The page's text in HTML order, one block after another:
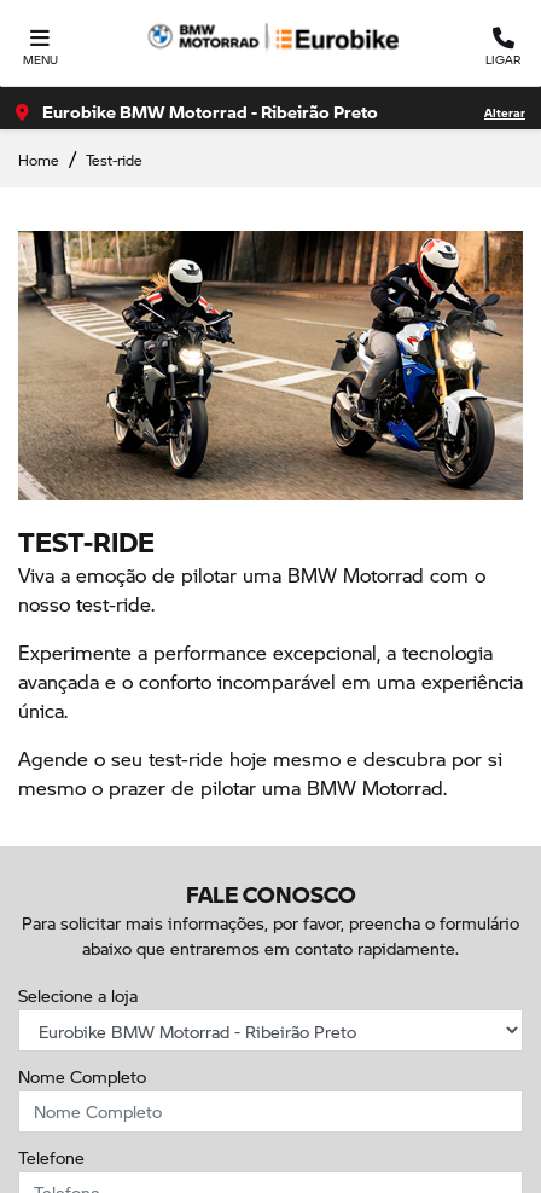
MENU LIGAR
Eurobike BMW Motorrad - Ribeirão Preto Alterar
Home Test-ride
TEST-RIDE
Viva a emoção de pilotar uma BMW Motorrad com o
nosso test-ride.
Experimente a performance excepcional, a tecnologia
avançada e o conforto incomparável em uma experiência
única.
Agende o seu test-ride hoje mesmo e descubra por si
mesmo o prazer de pilotar uma BMW Motorrad.
FALE CONOSCO
Para solicitar mais informações, por favor, preencha o formulário
abaixo que entraremos em contato rapidamente.
Selecione a loja
Nome Completo
Telefone